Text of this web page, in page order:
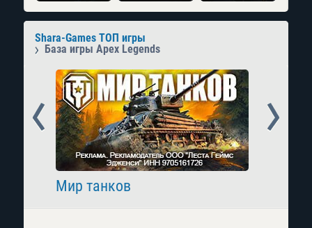
Shara-Games ТОП игры
База игры Apex Legends
Мир танков
Prev